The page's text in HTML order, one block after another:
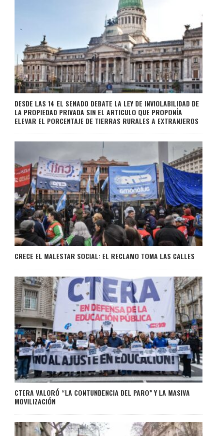
DESDE LAS 14 EL SENADO DEBATE LA LEY DE INVIOLABILIDAD DE
LA PROPIEDAD PRIVADA SIN EL ARTICULO QUE PROPONÍA
ELEVAR EL PORCENTAJE DE TIERRAS RURALES A EXTRANJEROS
CRECE EL MALESTAR SOCIAL: EL RECLAMO TOMA LAS CALLES
CTERA VALORÓ “LA CONTUNDENCIA DEL PARO” Y LA MASIVA
MOVILIZACIÓN